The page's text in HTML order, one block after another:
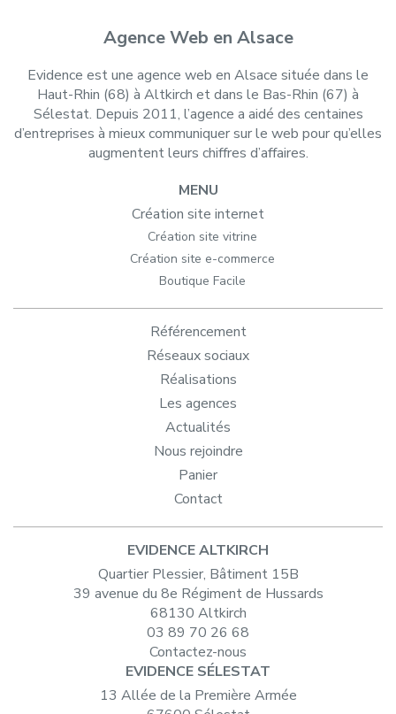
Agence Web en Alsace
Evidence est une agence web en Alsace située dans le
Haut-Rhin (68) à Altkirch et dans le Bas-Rhin (67) à
Sélestat. Depuis 2011, l’agence a aidé des centaines
d’entreprises à mieux communiquer sur le web pour qu’elles
augmentent leurs chiffres d’affaires.
MENU
Création site internet
Création site vitrine
Création site e-commerce
Boutique Facile
Référencement
Réseaux sociaux
Réalisations
Les agences
Actualités
Nous rejoindre
Panier
Contact
EVIDENCE ALTKIRCH
Quartier Plessier, Bâtiment 15B
39 avenue du 8e Régiment de Hussards
68130 Altkirch
03 89 70 26 68
Contactez-nous
EVIDENCE SÉLESTAT
13 Allée de la Première Armée